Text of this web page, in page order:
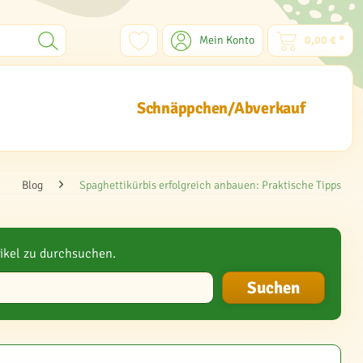
Mein Konto 0,00 € *
Schnäppchen/Abverkauf
Blog Spaghettikürbis erfolgreich anbauen: Praktische Tipps
zu durchsuchen.